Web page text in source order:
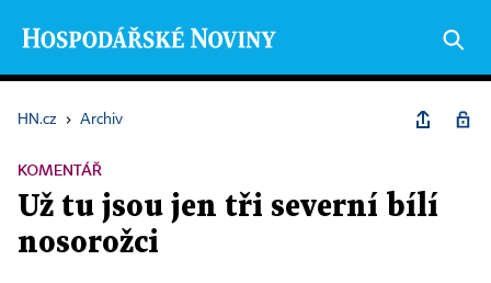
HN.cz › Archiv
KOMENTÁŘ
Už tu jsou jen tři severní bílí
nosorožci